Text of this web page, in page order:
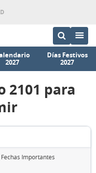
2027
Días Festivos
2027
2101 para
Fechas Importantes